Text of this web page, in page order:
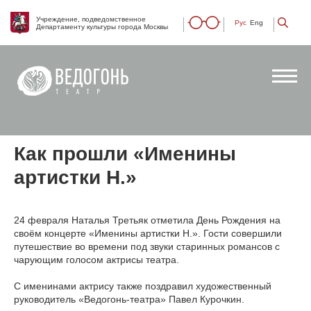
Учреждение, подведомственное
Департаменту культуры города Москвы
Рус Eng
Как прошли «Именины
артистки Н.»
24 февраля Наталья Третьяк отметила День Рождения на
своём концерте «Именины артистки Н.». Гости совершили
путешествие во времени под звуки старинных романсов с
чарующим голосом актрисы театра.
С именинами актрису также поздравил художественный
руководитель «Ведогонь-театра» Павел Курочкин.